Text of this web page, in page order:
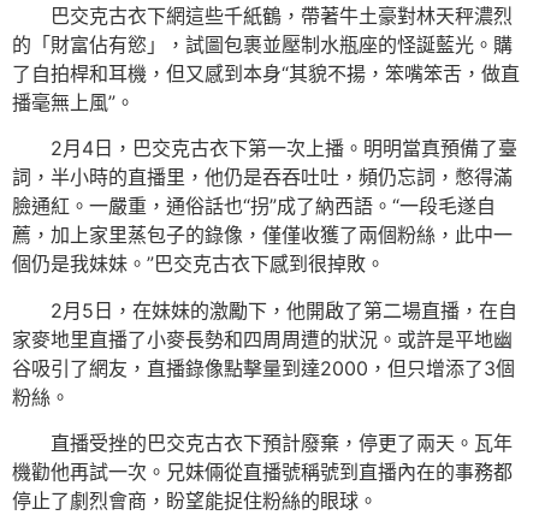
巴交克古衣下網這些千紙鶴，帶著牛土豪對林天秤濃烈
的「財富佔有慾」，試圖包裹並壓制水瓶座的怪誕藍光。購
了自拍桿和耳機，但又感到本身“其貌不揚，笨嘴笨舌，做直
播毫無上風”。
2月4日，巴交克古衣下第一次上播。明明當真預備了臺
詞，半小時的直播里，他仍是吞吞吐吐，頻仍忘詞，憋得滿
臉通紅。一嚴重，通俗話也“拐”成了納西語。“一段毛遂自
薦，加上家里蒸包子的錄像，僅僅收獲了兩個粉絲，此中一
個仍是我妹妹。”巴交克古衣下感到很掉敗。
2月5日，在妹妹的激勵下，他開啟了第二場直播，在自
家麥地里直播了小麥長勢和四周周遭的狀況。或許是平地幽
谷吸引了網友，直播錄像點擊量到達2000，但只增添了3個
粉絲。
直播受挫的巴交克古衣下預計廢棄，停更了兩天。瓦年
機勸他再試一次。兄妹倆從直播號稱號到直播內在的事務都
停止了劇烈會商，盼望能捉住粉絲的眼球。